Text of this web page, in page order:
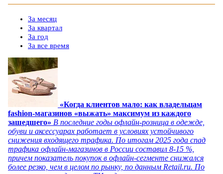
За месяц
За квартал
За год
За все время
«Когда клиентов мало: как владельцам
fashion-магазинов «выжать» максимум из каждого
зашедшего» В последние годы офлайн-розница в одежде,
обуви и аксессуарах работает в условиях устойчивого
снижения входящего трафика. По итогам 2025 года спад
трафика офлайн-магазинов в России составил 8-15 %,
причем показатель покупок в офлайн-сегменте снижался
более резко, чем в целом по рынку, по данным Retail.ru. По